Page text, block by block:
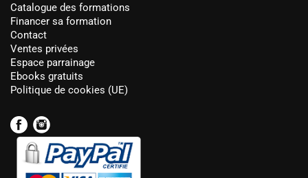
Catalogue des formations
Financer sa formation
Contact
Ventes privées
Espace parrainage
Ebooks gratuits
Politique de cookies (UE)